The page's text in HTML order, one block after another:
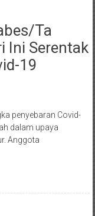
ta
Ini Serentak
19
penyebaran Covid-
dalam upaya
Anggota